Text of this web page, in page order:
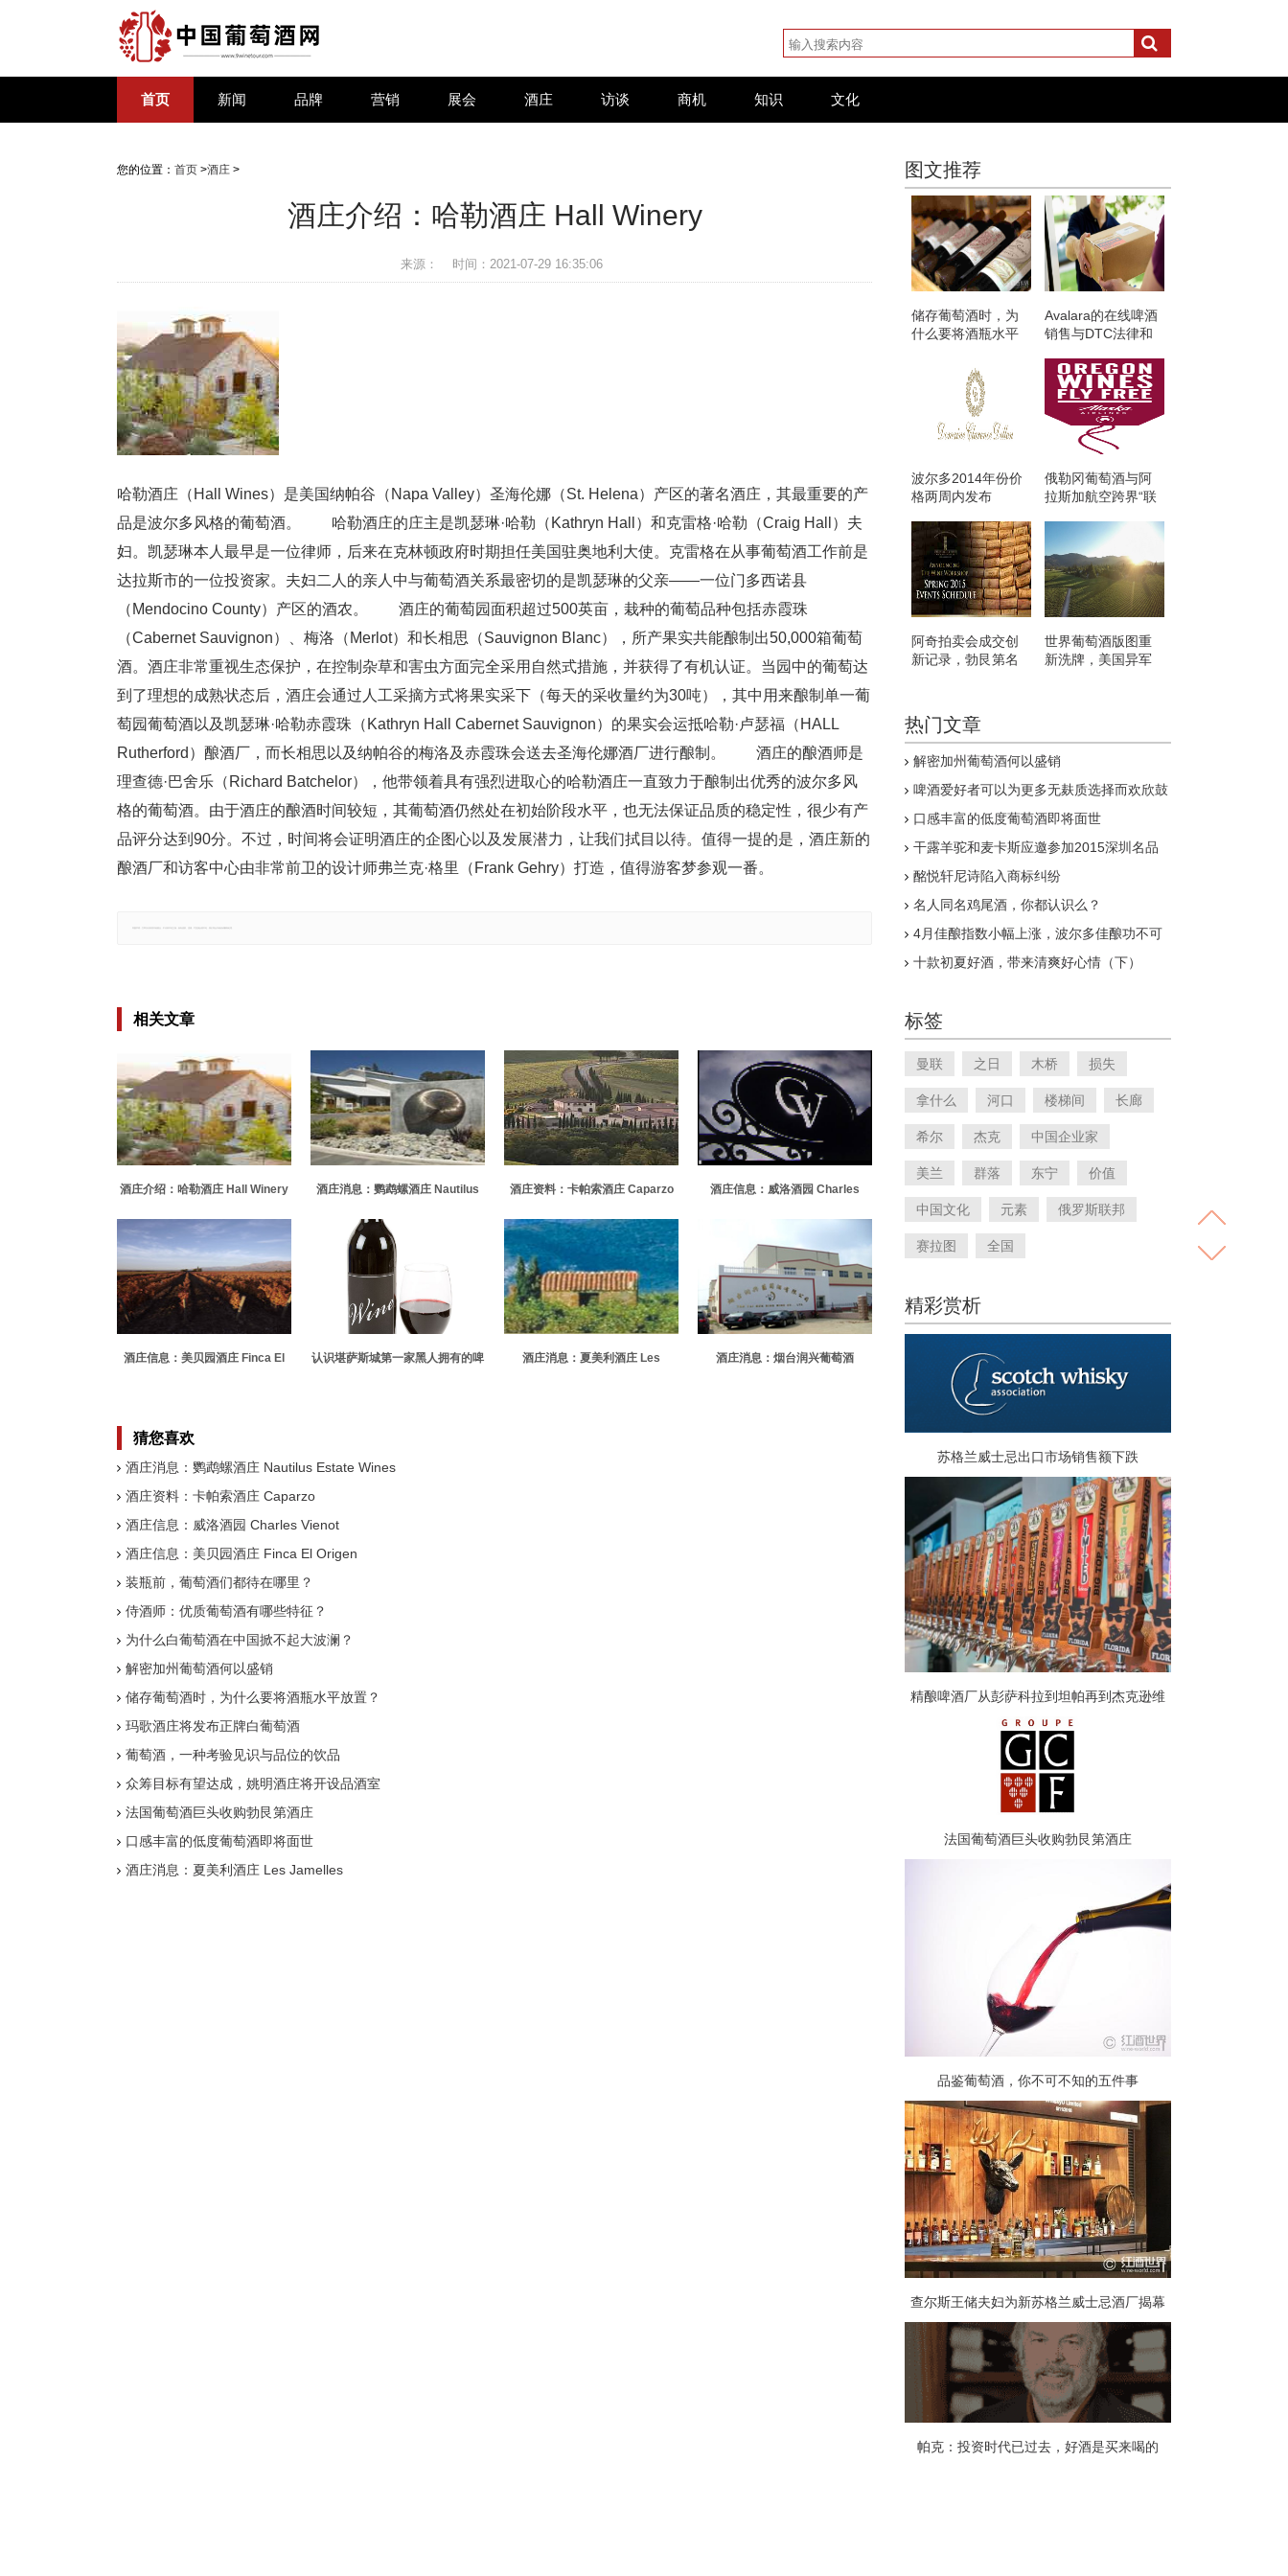
首页 新闻 品牌 营销 展会 酒庄 访谈 商机 知识 文化
您的位置： 首页 >酒庄 >
酒庄介绍：哈勒酒庄 Hall Winery
来源： 时间：2021-07-29 16:35:06
哈勒酒庄（Hall Wines）是美国纳帕谷（Napa Valley）圣海伦娜（St. Helena）产区的著名酒庄，其最重要的产
品是波尔多风格的葡萄酒。 哈勒酒庄的庄主是凯瑟琳·哈勒（Kathryn Hall）和克雷格·哈勒（Craig Hall）夫
妇。凯瑟琳本人最早是一位律师，后来在克林顿政府时期担任美国驻奥地利大使。克雷格在从事葡萄酒工作前是
达拉斯市的一位投资家。夫妇二人的亲人中与葡萄酒关系最密切的是凯瑟琳的父亲——一位门多西诺县
（Mendocino County）产区的酒农。 酒庄的葡萄园面积超过500英亩，栽种的葡萄品种包括赤霞珠
（Cabernet Sauvignon）、梅洛（Merlot）和长相思（Sauvignon Blanc），所产果实共能酿制出50,000箱葡萄
酒。酒庄非常重视生态保护，在控制杂草和害虫方面完全采用自然式措施，并获得了有机认证。当园中的葡萄达
到了理想的成熟状态后，酒庄会通过人工采摘方式将果实采下（每天的采收量约为30吨），其中用来酿制单一葡
萄园葡萄酒以及凯瑟琳·哈勒赤霞珠（Kathryn Hall Cabernet Sauvignon）的果实会运抵哈勒·卢瑟福（HALL
Rutherford）酿酒厂，而长相思以及纳帕谷的梅洛及赤霞珠会送去圣海伦娜酒厂进行酿制。 酒庄的酿酒师是
理查德·巴舍乐（Richard Batchelor），他带领着具有强烈进取心的哈勒酒庄一直致力于酿制出优秀的波尔多风
格的葡萄酒。由于酒庄的酿酒时间较短，其葡萄酒仍然处在初始阶段水平，也无法保证品质的稳定性，很少有产
品评分达到90分。不过，时间将会证明酒庄的企图心以及发展潜力，让我们拭目以待。值得一提的是，酒庄新的
酿酒厂和访客中心由非常前卫的设计师弗兰克·格里（Frank Gehry）打造，值得游客梦参观一番。
相关文章
酒庄介绍：哈勒酒庄 Hall Winery
酒庄消息：鹦鹉螺酒庄 Nautilus
酒庄资料：卡帕索酒庄 Caparzo
酒庄信息：威洛酒园 Charles
酒庄信息：美贝园酒庄 Finca El
认识堪萨斯城第一家黑人拥有的啤
酒庄消息：夏美利酒庄 Les
酒庄消息：烟台润兴葡萄酒
猜您喜欢
酒庄消息：鹦鹉螺酒庄 Nautilus Estate Wines
酒庄资料：卡帕索酒庄 Caparzo
酒庄信息：威洛酒园 Charles Vienot
酒庄信息：美贝园酒庄 Finca El Origen
装瓶前，葡萄酒们都待在哪里？
侍酒师：优质葡萄酒有哪些特征？
为什么白葡萄酒在中国掀不起大波澜？
解密加州葡萄酒何以盛销
储存葡萄酒时，为什么要将酒瓶水平放置？
玛歌酒庄将发布正牌白葡萄酒
葡萄酒，一种考验见识与品位的饮品
众筹目标有望达成，姚明酒庄将开设品酒室
法国葡萄酒巨头收购勃艮第酒庄
口感丰富的低度葡萄酒即将面世
酒庄消息：夏美利酒庄 Les Jamelles
图文推荐
储存葡萄酒时，为
什么要将酒瓶水平
Avalara的在线啤酒
销售与DTC法律和
波尔多2014年份价
格两周内发布
俄勒冈葡萄酒与阿
拉斯加航空跨界“联
阿奇拍卖会成交创
新记录，勃艮第名
世界葡萄酒版图重
新洗牌，美国异军
热门文章
解密加州葡萄酒何以盛销
啤酒爱好者可以为更多无麸质选择而欢欣鼓
口感丰富的低度葡萄酒即将面世
干露羊驼和麦卡斯应邀参加2015深圳名品
酩悦轩尼诗陷入商标纠纷
名人同名鸡尾酒，你都认识么？
4月佳酿指数小幅上涨，波尔多佳酿功不可
十款初夏好酒，带来清爽好心情（下）
标签
曼联 之日 木桥 损失
拿什么 河口 楼梯间 长廊
希尔 杰克 中国企业家
美兰 群落 东宁 价值
中国文化 元素 俄罗斯联邦
赛拉图 全国
精彩赏析
苏格兰威士忌出口市场销售额下跌
精酿啤酒厂从彭萨科拉到坦帕再到杰克逊维
法国葡萄酒巨头收购勃艮第酒庄
品鉴葡萄酒，你不可不知的五件事
查尔斯王储夫妇为新苏格兰威士忌酒厂揭幕
帕克：投资时代已过去，好酒是买来喝的